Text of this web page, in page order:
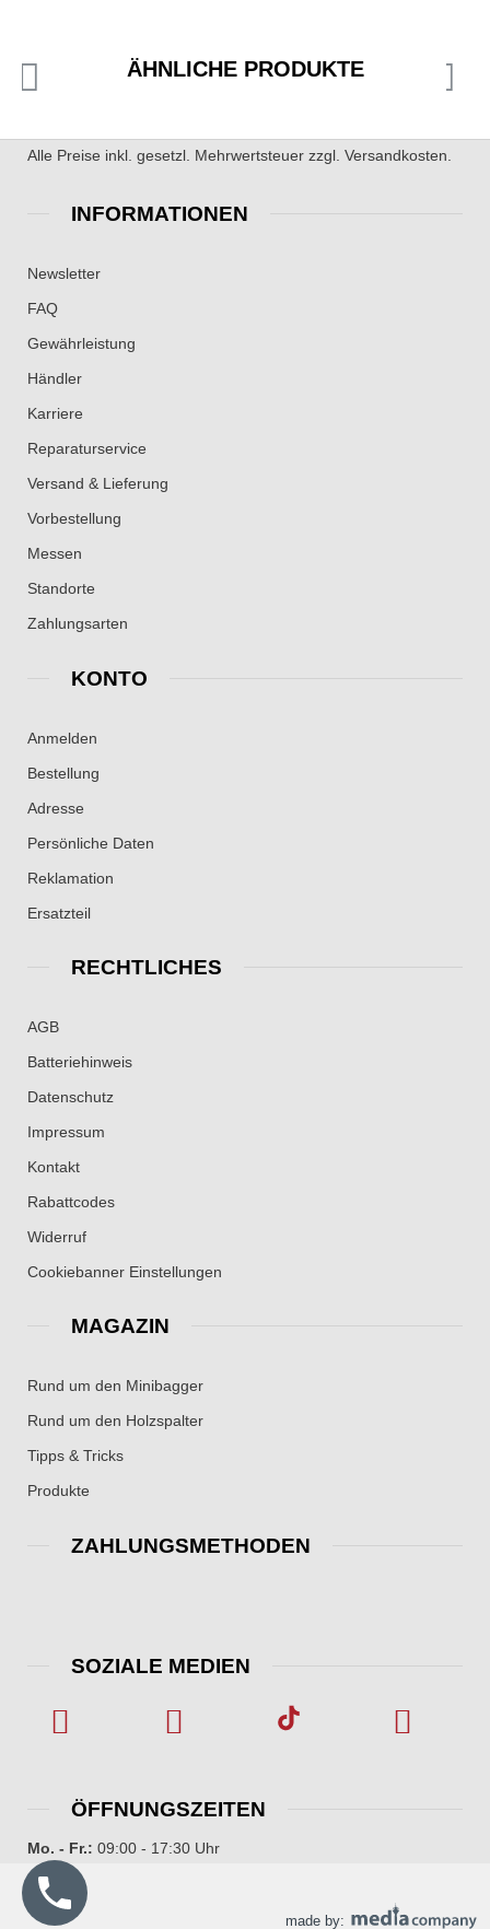
ÄHNLICHE PRODUKTE
Alle Preise inkl. gesetzl. Mehrwertsteuer zzgl. Versandkosten.
INFORMATIONEN
Newsletter
FAQ
Gewährleistung
Händler
Karriere
Reparaturservice
Versand & Lieferung
Vorbestellung
Messen
Standorte
Zahlungsarten
KONTO
Anmelden
Bestellung
Adresse
Persönliche Daten
Reklamation
Ersatzteil
RECHTLICHES
AGB
Batteriehinweis
Datenschutz
Impressum
Kontakt
Rabattcodes
Widerruf
Cookiebanner Einstellungen
MAGAZIN
Rund um den Minibagger
Rund um den Holzspalter
Tipps & Tricks
Produkte
ZAHLUNGSMETHODEN
SOZIALE MEDIEN
ÖFFNUNGSZEITEN
Mo. - Fr.: 09:00 - 17:30 Uhr
made by: